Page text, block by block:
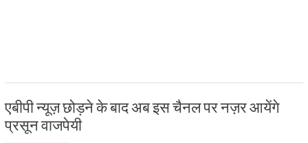
एबीपी न्यूज़ छोड़ने के बाद अब इस चैनल पर नज़र आयेंगे
प्रसून वाजपेयी